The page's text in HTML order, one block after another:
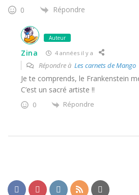
0 Répondre
Auteur
Zina 4 années il y a
Répondre à Les carnets de Mango
Je te comprends, le Frankenstein
C’est un sacré artiste !!
0 Répondre